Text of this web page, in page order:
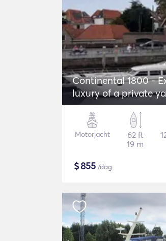
Continental 1800 -
luxury of a private
Motorjacht
62 ft
19 m
$855 /dag